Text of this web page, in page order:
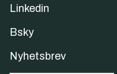
Linkedin
Bsky
Nyhetsbrev